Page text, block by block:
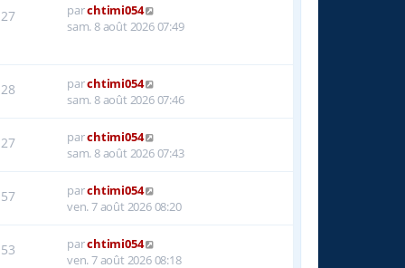
27 parchtimi054
sam. 8 août 2026 07:49
28 parchtimi054
sam. 8 août 2026 07:46
27 parchtimi054
sam. 8 août 2026 07:43
57 parchtimi054
ven. 7 août 2026 08:20
53 parchtimi054
ven. 7 août 2026 08:18